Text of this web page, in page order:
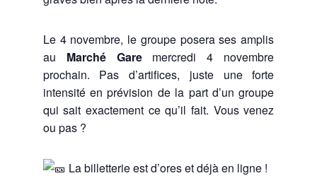
Le 4 novembre, le groupe posera ses amplis
au Marché Garemercredi 4 novembre
prochain. Pas d’artifices, juste une forte
intensité en prévision de la part d’un groupe
qui sait exactement ce qu’il fait. Vous venez
ou pas ?
La billetterie est d’ores et déjà en ligne !